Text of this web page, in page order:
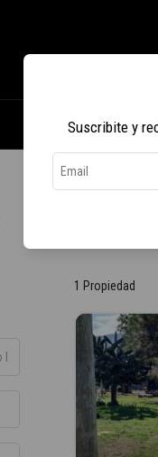
Suscribite y
Inicio
1 Propiedad